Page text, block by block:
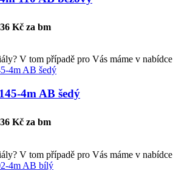
Kč za bm
V tom případě pro Vás máme v
4m AB šedý
Kč za bm
V tom případě pro Vás máme v